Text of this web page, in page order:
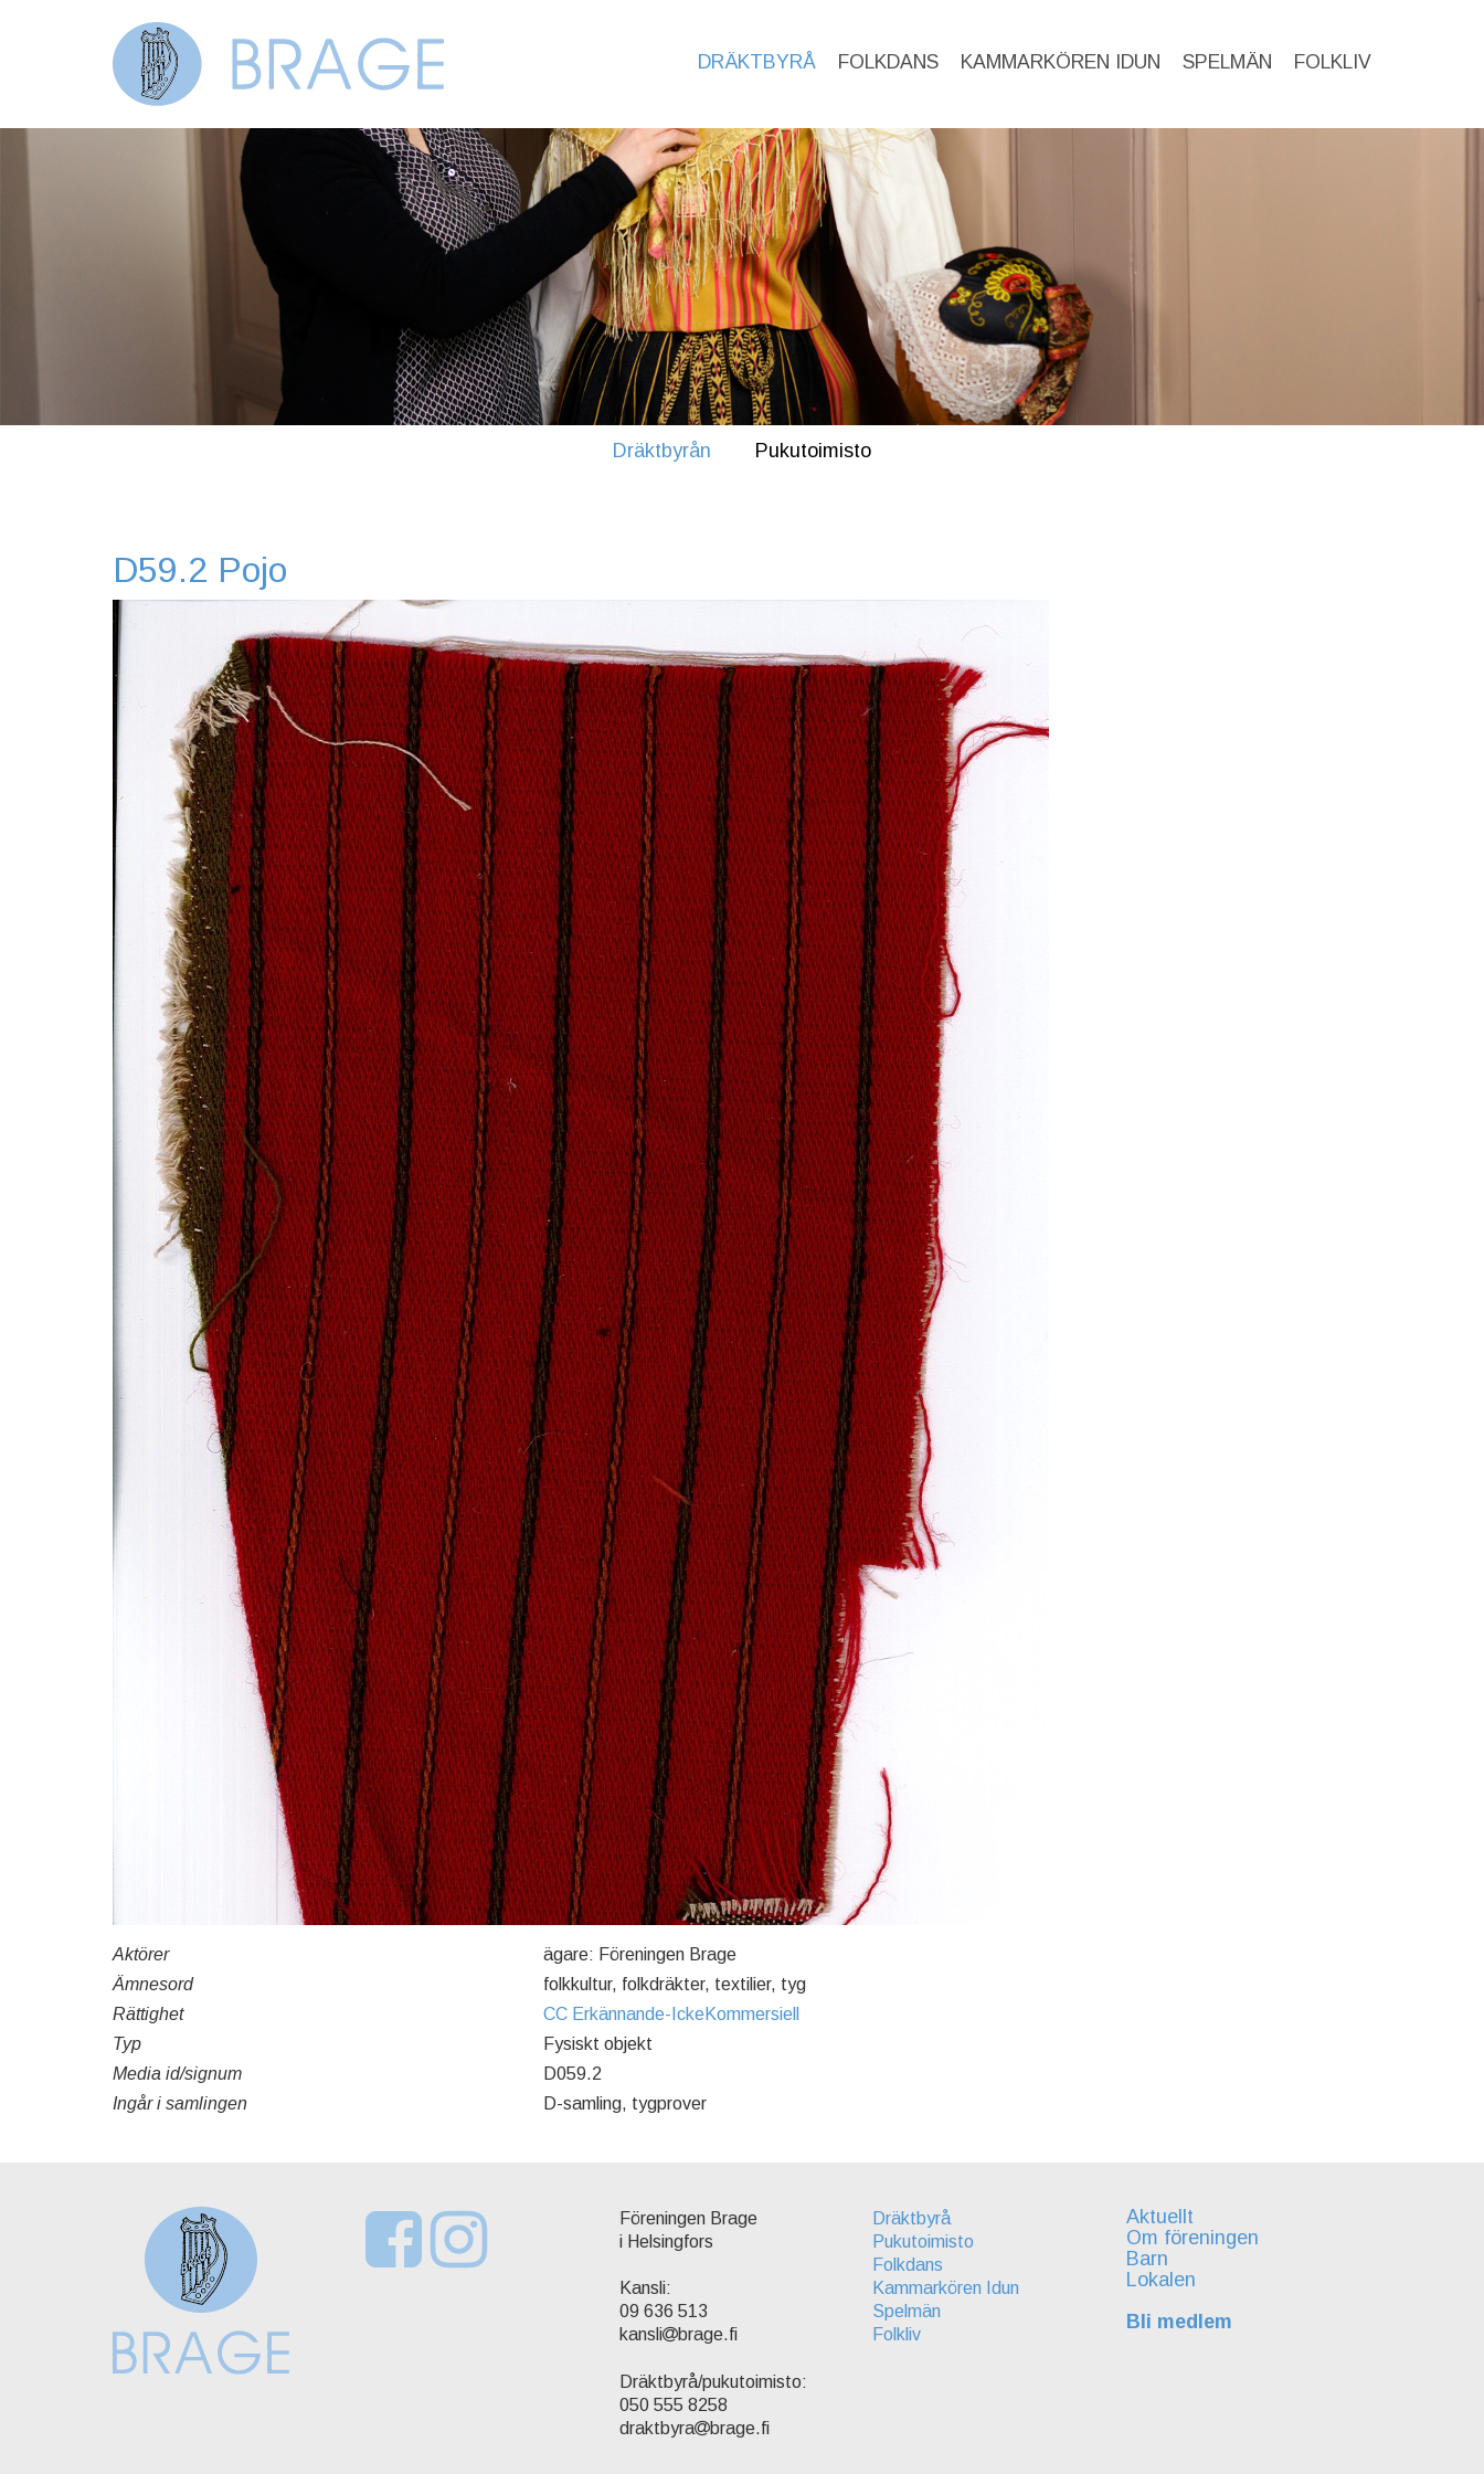
DRÄKTBYRÅ FOLKDANS KAMMARKÖREN IDUN SPELMÄN FOLKLIV
Dräktbyrån Pukutoimisto
D59.2 Pojo
Aktörer
ägare: Föreningen Brage
Ämnesord
folkkultur, folkdräkter, textilier, tyg
Rättighet
CC Erkännande-IckeKommersiell
Typ
Fysiskt objekt
Media id/signum
D059.2
Ingår i samlingen
D-samling, tygprover
Föreningen Brage
i Helsingfors
Kansli:
09 636 513
kansli
brage.fi
Dräktbyrå/pukutoimisto:
050 555 8258
draktbyra
brage.fi
Dräktbyrå
Pukutoimisto
Folkdans
Kammarkören Idun
Spelmän
Folkliv
Aktuellt
Om föreningen
Barn
Lokalen
Bli medlem